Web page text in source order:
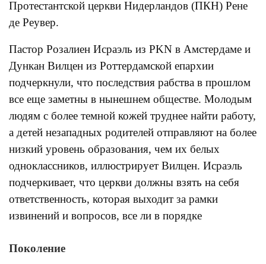
Протестантской церкви Нидерландов (ПКН) Рене
де Реувер.
Пастор Розалиен Исраэль из PKN в Амстердаме и
Дункан Вилцен из Роттердамской епархии
подчеркнули, что последствия рабства в прошлом
все еще заметны в нынешнем обществе. Молодым
людям с более темной кожей труднее найти работу,
а детей незападных родителей отправляют на более
низкий уровень образования, чем их белых
одноклассников, иллюстрирует Вилцен. Исраэль
подчеркивает, что церкви должны взять на себя
ответственность, которая выходит за рамки
извинений и вопросов, все ли в порядке
Поколение